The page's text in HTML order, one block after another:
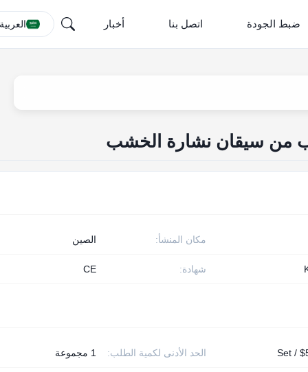
ضبط الجودة اتصل بنا أخبار العربية
مكان المنشأ: الصين
شهادة: CE
الحد الأدنى لكمية الطلب: 1 مجموعة